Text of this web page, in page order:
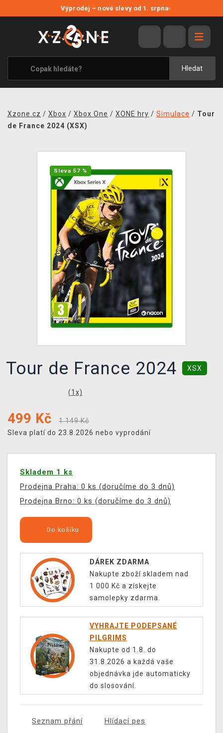
Výprodej – nové slevy od 1. srpna›
Hledat
VÝPRODEJ
VIDEOHRY
XZONE ORIGINALS
TÉMATIKY
MERCHANDISE
XZONE KLUB
TCG & BOARDGAME HUB
VÝKUP HER (BAZAR)
Xzone.cz / Xbox / Xbox One / XONE hry / Simulace / Tour
de France 2024 (XSX)
Sleva 57 %
Tour de France 2024 XSX
(1 x)
499 Kč
1 149 Kč
Sleva platí do 23.8.2026 nebo vyprodání
Skladem 1 ks
Prodejna Praha: 0 ks (doručíme do 3 dnů)
Prodejna Brno: 0 ks (doručíme do 3 dnů)
Do košíku
DÁREK ZDARMA
Nakupte zboží skladem nad
1 000 Kč a získejte
samolepky zdarma.
VYHRAJTE PODEPSANÉ
PILGRIMS
Nakupte od 1.8. do
31.8.2026 a každá vaše
objednávka jde automaticky
do slosování.
Seznam přání Hlídací pes